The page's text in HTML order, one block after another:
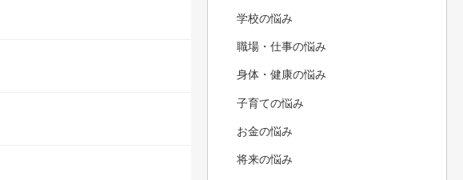
学校の悩み
職場・仕事の悩み
身体・健康の悩み
子育ての悩み
お金の悩み
将来の悩み